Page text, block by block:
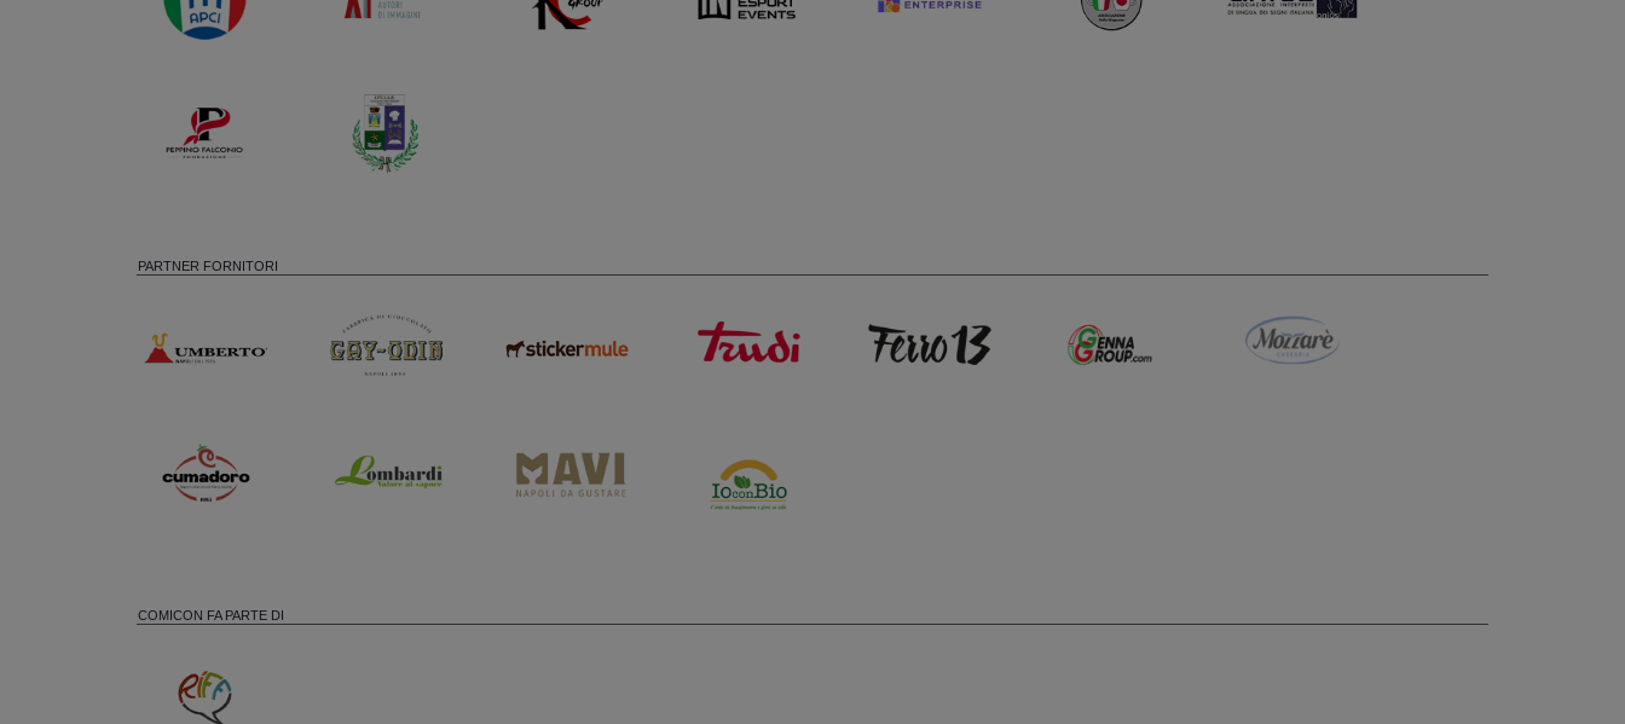
PARTNER FORNITORI
COMICON FA PARTE DI